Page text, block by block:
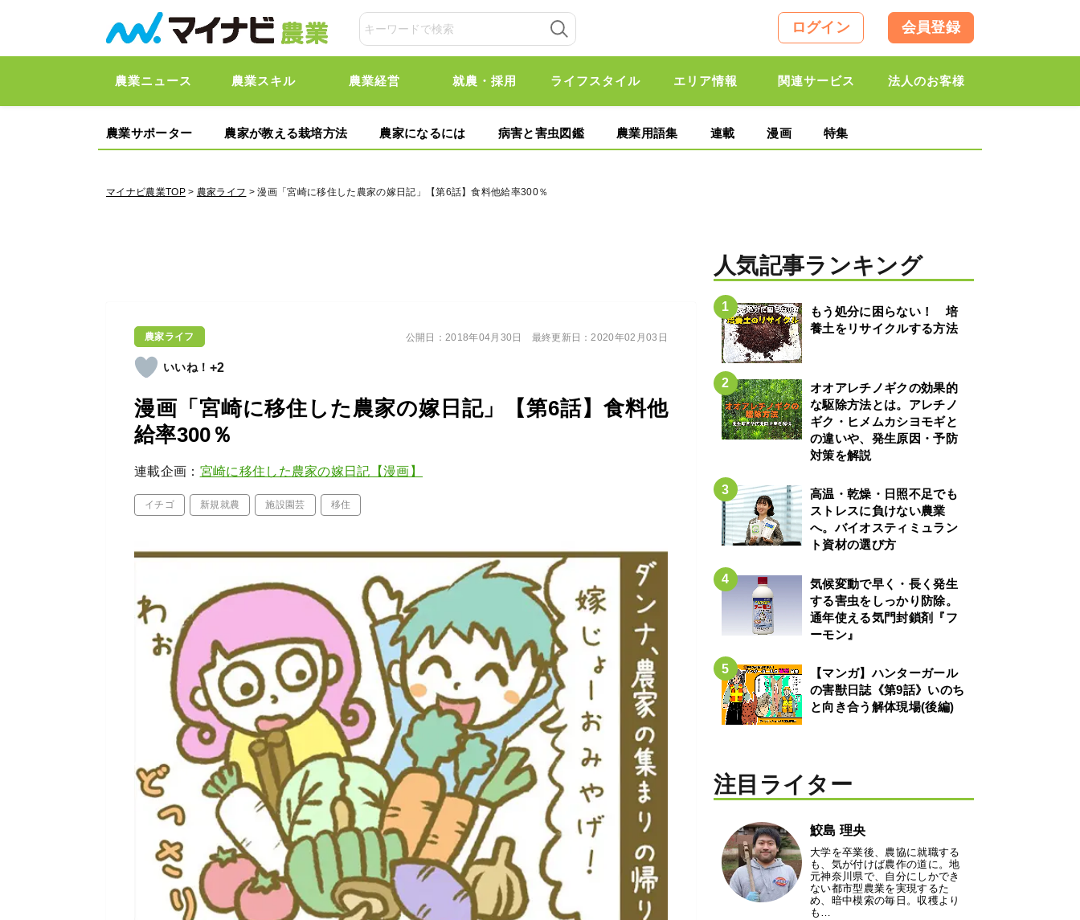
ログイン 会員登録
農業ニュース 農業スキル 農業経営 就農・採用 ライフスタイル エリア情報 関連サービス 法人のお客様
農業サポーター 農家が教える栽培方法 農家になるには 病害と害虫図鑑 農業用語集 連載 漫画 特集
マイナビ農業TOP> 農家ライフ > 漫画「宮崎に移住した農家の嫁日記」【第6話】食料他給率300％
農家ライフ
+2
漫画「宮崎に移住した農家の嫁日記」【第6話】食料他
給率300％
連載企画： 宮崎に移住した農家の嫁日記【漫画】
イチゴ 新規就農 施設園芸 移住
公開日：2018年04月30日 最終更新日：2020年02月03日
人気記事ランキング
もう処分に困らない！ 培
養土をリサイクルする方法
オオアレチノギクの効果的
な駆除方法とは。アレチノ
ギク・ヒメムカシヨモギと
の違いや、発生原因・予防
対策を解説
高温・乾燥・日照不足でも
ストレスに負けない農業
へ。バイオスティミュラン
ト資材の選び方
気候変動で早く・長く発生
する害虫をしっかり防除。
通年使える気門封鎖剤『フ
ーモン』
【マンガ】ハンターガール
の害獣日誌《第9話》いのち
と向き合う解体現場(後編)
注目ライター
鮫島 理央
大学を卒業後、農協に就職する
も、気が付けば農作の道に。地
元神奈川県で、自分にしかでき
ない都市型農業を実現するた
め、暗中模索の毎日。収穫より
も…